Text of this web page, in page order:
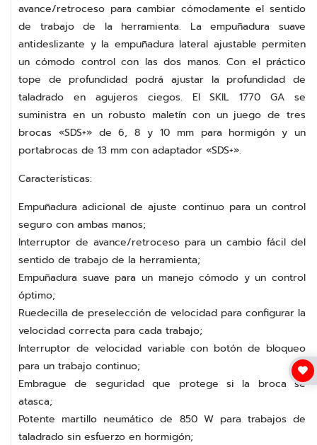
avance/retroceso para cambiar cómodamente el sentido
de trabajo de la herramienta. La empuñadura suave
antideslizante y la empuñadura lateral ajustable permiten
un cómodo control con las dos manos. Con el práctico
tope de profundidad podrá ajustar la profundidad de
taladrado en agujeros ciegos. El SKIL 1770 GA se
suministra en un robusto maletín con un juego de tres
brocas «SDS+» de 6, 8 y 10 mm para hormigón y un
portabrocas de 13 mm con adaptador «SDS+».
Características:
Empuñadura adicional de ajuste continuo para un control
seguro con ambas manos;
Interruptor de avance/retroceso para un cambio fácil del
sentido de trabajo de la herramienta;
Empuñadura suave para un manejo cómodo y un control
óptimo;
Ruedecilla de preselección de velocidad para configurar la
velocidad correcta para cada trabajo;
Interruptor de velocidad variable con botón de bloqueo
para un trabajo continuo;
Embrague de seguridad que protege si la broca se
atasca;
Potente martillo neumático de 850 W para trabajos de
taladrado sin esfuerzo en hormigón;